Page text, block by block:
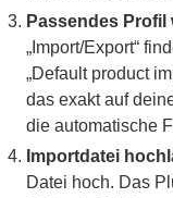
Passendes
„Import/Export“
„Default product
das exakt auf
die automatische
Importdatei
Datei hoch. Das